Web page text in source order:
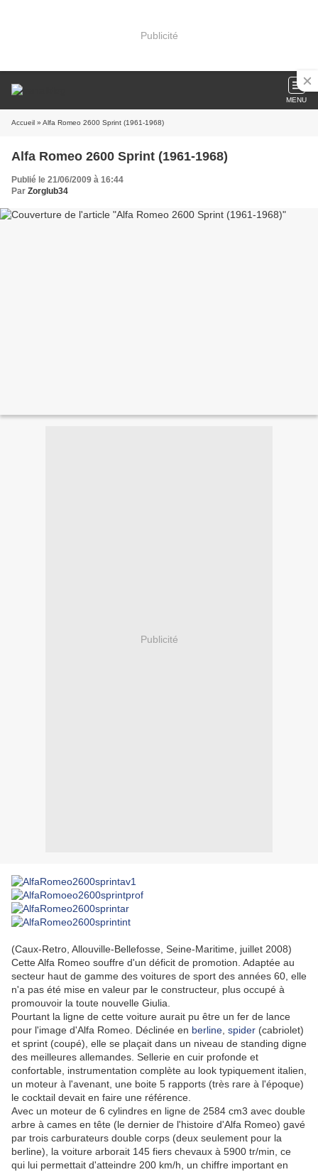
Publicité
MENU
Accueil » Alfa Romeo 2600 Sprint (1961-1968)
Alfa Romeo 2600 Sprint (1961-1968)
Publié le 21/06/2009 à 16:44
Par Zorglub34
Publicité
(Caux-Retro, Allouville-Bellefosse, Seine-Maritime, juillet 2008)
Cette Alfa Romeo souffre d'un déficit de promotion. Adaptée au
secteur haut de gamme des voitures de sport des années 60, elle
n'a pas été mise en valeur par le constructeur, plus occupé à
promouvoir la toute nouvelle Giulia.
Pourtant la ligne de cette voiture aurait pu être un fer de lance
pour l'image d'Alfa Romeo. Déclinée en berline spider (cabriolet)
et sprint (coupé), elle se plaçait dans un niveau de standing digne
des meilleures allemandes. Sellerie en cuir profonde et
confortable, instrumentation complète au look typiquement italien,
un moteur à l'avenant, une boite 5 rapports (très rare à l'époque)
le cocktail devait en faire une référence.
Avec un moteur de 6 cylindres en ligne de 2584 cm3 avec double
arbre à cames en tête (le dernier de l'histoire d'Alfa Romeo) gavé
par trois carburateurs double corps (deux seulement pour la
berline), la voiture arborait 145 fiers chevaux à 5900 tr/min, ce
qui lui permettait d'atteindre 200 km/h, un chiffre important en